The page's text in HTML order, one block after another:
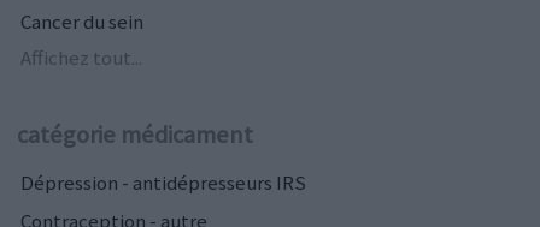
Cancer du sein
Affichez tout...
catégorie médicament
Dépression - antidépresseurs IRS
Contraception - autre